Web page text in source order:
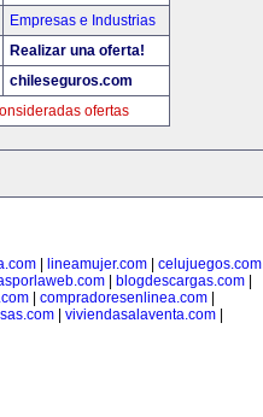
Empresas e Industrias
Realizar una oferta!
chileseguros.com
ofertas
lineamujer.com celujuegos.com
blogdescargas.com
| compradoresenlinea.com|
| viviendasalaventa.com|